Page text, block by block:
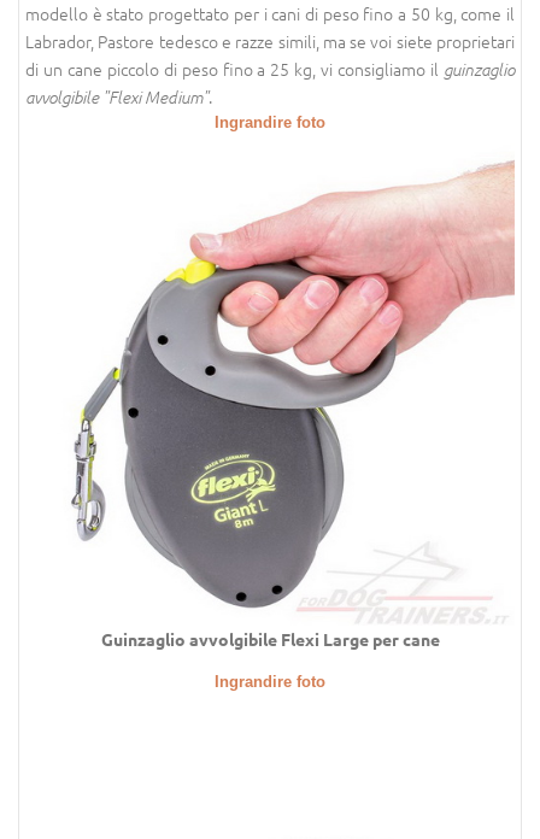
modello è stato progettato per i cani di peso fino a 50 kg, come il
Labrador, Pastore tedesco e razze simili, ma se voi siete proprietari
di un cane piccolo di peso fino a 25 kg, vi consigliamo il guinzaglio
avvolgibile "Flexi Medium".
Ingrandire foto
Guinzaglio avvolgibile Flexi Large per cane
Ingrandire foto